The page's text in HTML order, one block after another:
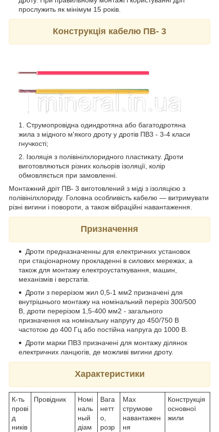
прослужить як мінімум 15 років.
Конструкція кабелю ПВ- 3
Струмопровідна одиндротяна або багатодротяна
жила з мідного м'якого дроту у дротів ПВ3 - 3-4 класи
гнучкості;
Ізоляція з полівінілхлоридного пластикату. Дроти
виготовляються різних кольорів ізоляції, колір
обмовляється при замовленні.
Монтажний дріт ПВ- 3 виготовлений з міді з ізоляцією з
полівінілхлориду. Головна особливість кабелю ― витримувати
різні вигини і повороти, а також вібраційні навантаження.
Призначення
Дроти предназначенны для електричних установок
при стаціонарному прокладенні в силових мережах, а
також для монтажу електроустаткування, машин,
механізмів і верстатів.
Дроти з перерізом жил 0,5-1 мм2 призначені для
внутрішнього монтажу на номінальний переріз 300/500
В, дроти перерізом 1,5-400 мм2 - загального
призначення на номінальну напругу до 450/750 В
частотою до 400 Гц або постійна напруга до 1000 В.
Дроти марки ПВ3 призначені для монтажу ділянок
електричних ланцюгів, де можливі вигини дроту.
Характеристики
К-ть
прові
д
ників
Провідник
Номі
наль
ный
діам
Вага
нетт
о,
розр
Max
струмове
навантажен
ня
Конструкція
основної
жили